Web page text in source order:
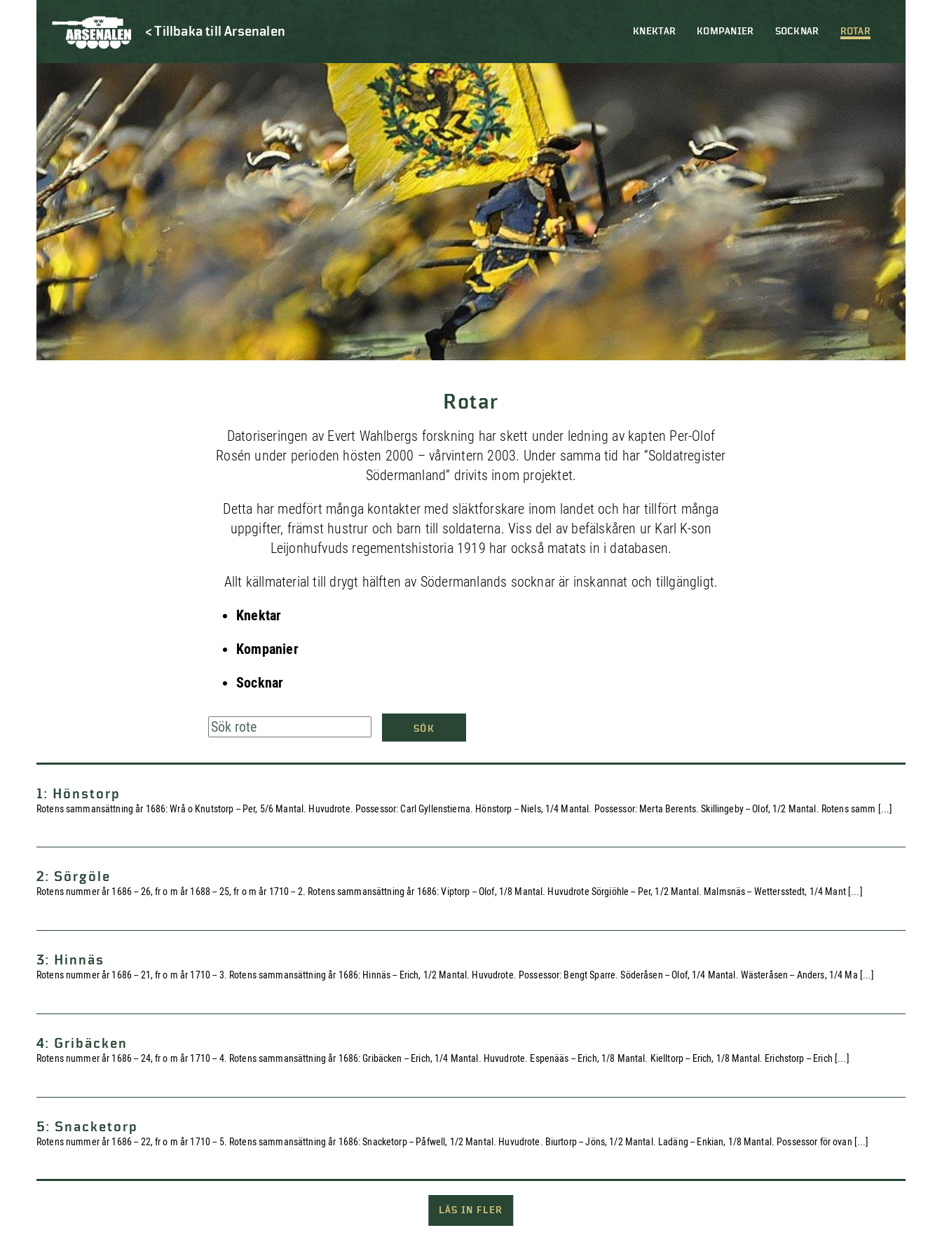
< Tillbaka till Arsenalen KNEKTAR KOMPANIER SOCKNAR ROTAR
Rotar
Datoriseringen av Evert Wahlbergs forskning har skett under ledning av kapten Per-Olof
Rosén under perioden hösten 2000 – vårvintern 2003. Under samma tid har “Soldatregister
Södermanland” drivits inom projektet.
Detta har medfört många kontakter med släktforskare inom landet och har tillfört många
uppgifter, främst hustrur och barn till soldaterna. Viss del av befälskåren ur Karl K-son
Leijonhufvuds regementshistoria 1919 har också matats in i databasen.
Allt källmaterial till drygt hälften av Södermanlands socknar är inskannat och tillgängligt.
Knektar
Kompanier
Socknar
SÖK
1: Hönstorp
Rotens sammansättning år 1686: Wrå o Knutstorp -- Per, 5/6 Mantal. Huvudrote. Possessor: Carl Gyllenstierna. Hönstorp -- Niels, 1/4 Mantal. Possessor: Merta Berents. Skillingeby -- Olof, 1/2 Mantal. Rotens samm [...]
2: Sörgöle
Rotens nummer år 1686 -- 26, fr o m år 1688 -- 25, fr o m år 1710 -- 2. Rotens sammansättning år 1686: Viptorp -- Olof, 1/8 Mantal. Huvudrote Sörgiöhle -- Per, 1/2 Mantal. Malmsnäs -- Wettersstedt, 1/4 Mant [...]
3: Hinnäs
Rotens nummer år 1686 -- 21, fr o m år 1710 -- 3. Rotens sammansättning år 1686: Hinnäs -- Erich, 1/2 Mantal. Huvudrote. Possessor: Bengt Sparre. Söderåsen -- Olof, 1/4 Mantal. Wästeråsen -- Anders, 1/4 Ma [...]
4: Gribäcken
Rotens nummer år 1686 -- 24, fr o m år 1710 -- 4. Rotens sammansättning år 1686: Gribäcken -- Erich, 1/4 Mantal. Huvudrote. Espenääs -- Erich, 1/8 Mantal. Kielltorp -- Erich, 1/8 Mantal. Erichstorp -- Erich [...]
5: Snacketorp
Rotens nummer år 1686 -- 22, fr o m år 1710 -- 5. Rotens sammansättning år 1686: Snacketorp -- Påfwell, 1/2 Mantal. Huvudrote. Biurtorp -- Jöns, 1/2 Mantal. Ladäng -- Enkian, 1/8 Mantal. Possessor för ovan [...]
LÄS IN FLER